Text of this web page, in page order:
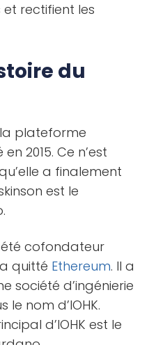
rectifient les
du
plateforme
2015. Ce n’est
a finalement
est le
cofondateur
quitté Ethereum. Il a
société d’ingénierie
le nom d’IOHK.
d’IOHK est le